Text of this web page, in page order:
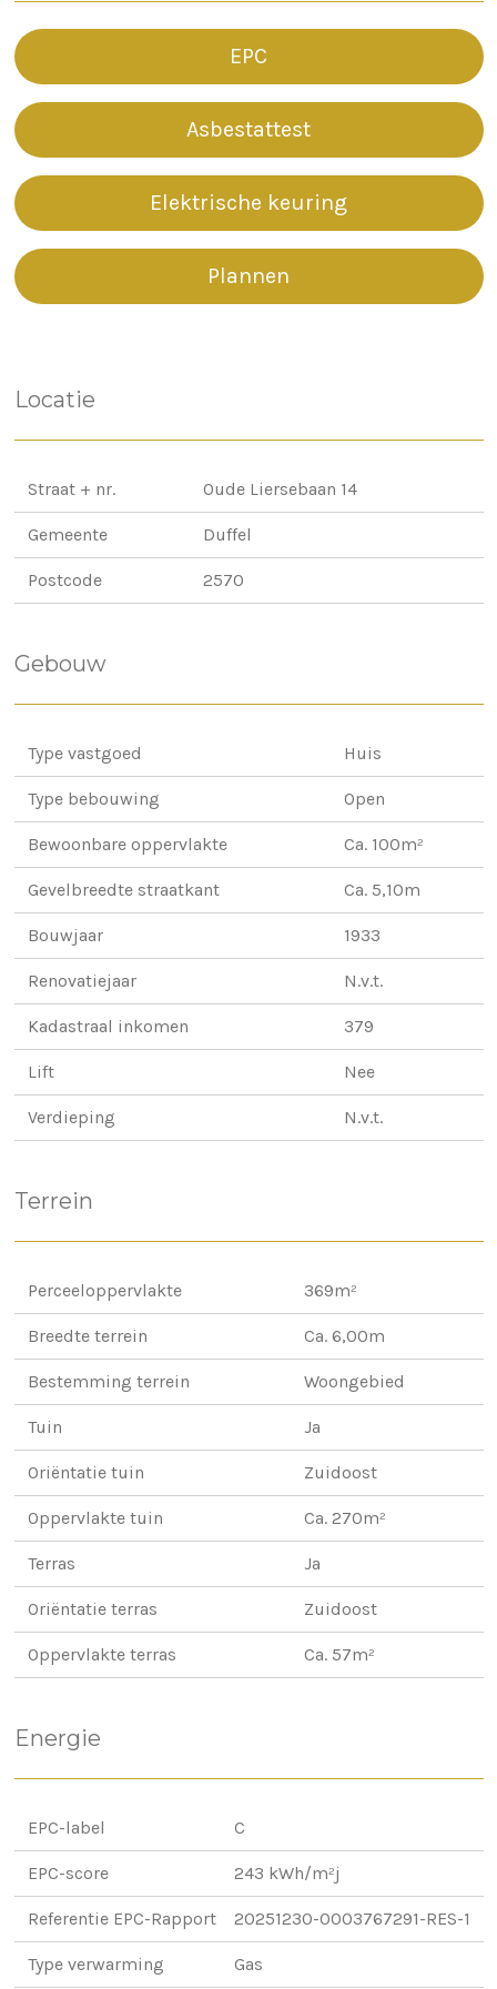
EPC
Asbestattest
Elektrische keuring
Plannen
Locatie
Straat + nr. Oude Liersebaan 14
Gemeente Duffel
Postcode 2570
Gebouw
Type vastgoed Huis
Type bebouwing Open
Bewoonbare oppervlakte Ca. 100m²
Gevelbreedte straatkant Ca. 5,10m
Bouwjaar 1933
Renovatiejaar N.v.t.
Kadastraal inkomen 379
Lift Nee
Verdieping N.v.t.
Terrein
Perceeloppervlakte 369m²
Breedte terrein Ca. 6,00m
Bestemming terrein Woongebied
Tuin Ja
Oriëntatie tuin Zuidoost
Oppervlakte tuin Ca. 270m²
Terras Ja
Oriëntatie terras Zuidoost
Oppervlakte terras Ca. 57m²
Energie
EPC-label C
EPC-score 243 kWh/m²j
Referentie EPC-Rapport 20251230-0003767291-RES-1
Type verwarming Gas